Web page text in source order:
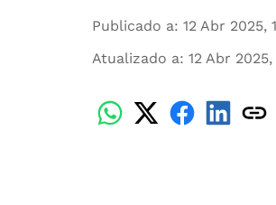
Publicado a: 12 Abr 2025,
Atualizado a: 12 Abr 2025,